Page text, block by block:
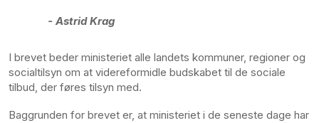
- Astrid Krag
I brevet beder ministeriet alle landets kommuner, regioner og
socialtilsyn om at videreformidle budskabet til de sociale
tilbud, der føres tilsyn med.
Baggrunden for brevet er, at ministeriet i de seneste dage har